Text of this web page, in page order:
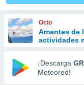
las
y
forma
digital
basada
Ocio
Amantes de
actividades
¡Descarga
Meteored!